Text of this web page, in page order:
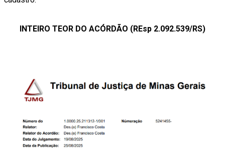
INTEIRO TEOR DO ACÓRDÃO (REsp 2.092.539/RS)